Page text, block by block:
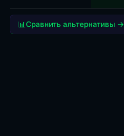
📊 Сравнить альтернативы →